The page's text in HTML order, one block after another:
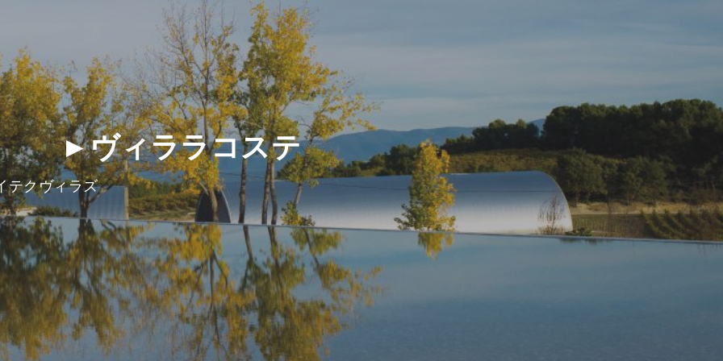
►ヴィララコステ
テクヴィラズ